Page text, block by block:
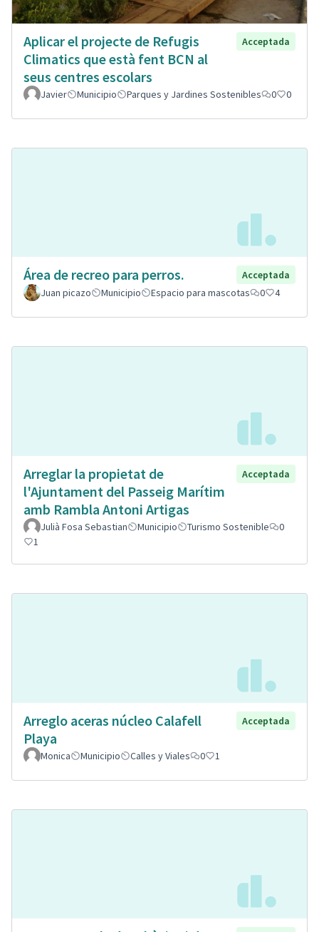
Aplicar el projecte de Refugis
Climatics que està fent BCN al
seus centres escolars
Acceptada
Javier Municipio Parques y Jardines Sostenibles 0 0
Área de recreo para perros.
Acceptada
Juan picazo
Municipio Espacio para mascotas 0 4
Arreglar la propietat de
l'Ajuntament del Passeig Marítim
amb Rambla Antoni Artigas
Acceptada
Julià Fosa Sebastian Municipio Turismo Sostenible
0
1
Arreglo aceras núcleo Calafell
Playa
Acceptada
Monica Municipio Calles y Viales 0 1